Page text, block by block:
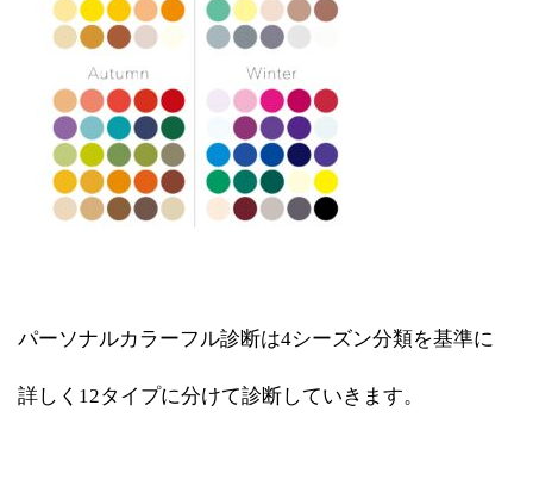
パーソナルカラーフル診断は4シーズン分類を基準に
詳しく12タイプに分けて診断していきます。